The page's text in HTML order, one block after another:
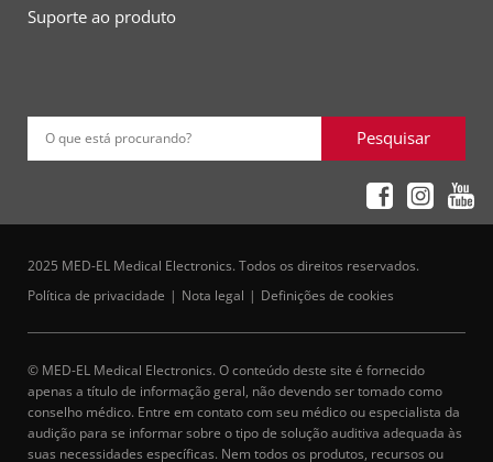
Suporte ao produto
O que está procurando? Pesquisar
2025 MED-EL Medical Electronics. Todos os direitos reservados.
Política de privacidade
Nota legal Definições de cookies
© MED-EL Medical Electronics. O conteúdo deste site é fornecido
apenas a título de informação geral, não devendo ser tomado como
conselho médico. Entre em contato com seu médico ou especialista da
audição para se informar sobre o tipo de solução auditiva adequada às
suas necessidades específicas. Nem todos os produtos, recursos ou